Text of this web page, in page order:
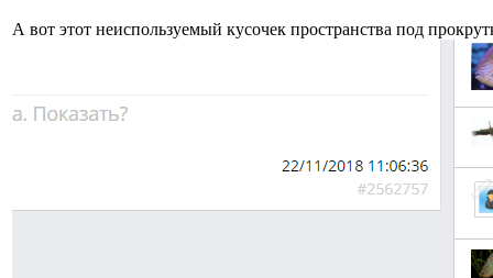
А вот этот неиспользуемый кусочек пространства под